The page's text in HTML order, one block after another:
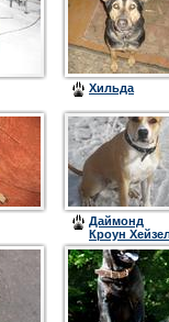
Хильда
Даймонд
Кроун